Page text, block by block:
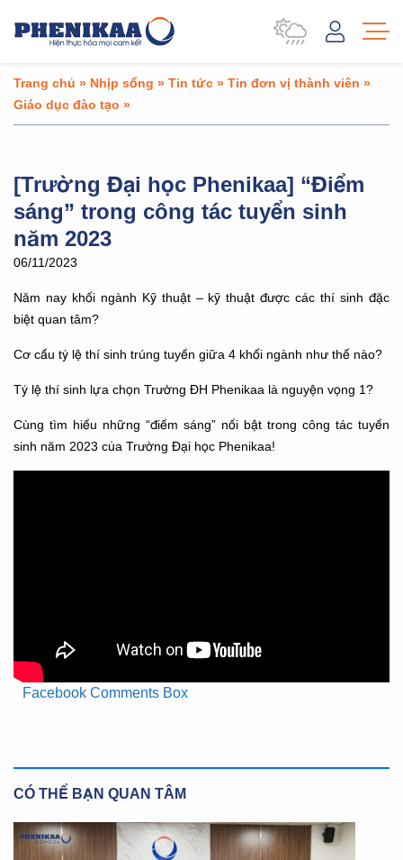
Trang chủ » Nhịp sống » Tin tức » Tin đơn vị thành viên »
Giáo dục đào tạo »
[Trường Đại học Phenikaa] “Điểm
sáng” trong công tác tuyển sinh
năm 2023
06/11/2023
Năm nay khối ngành Kỹ thuật – kỹ thuật được các thí sinh đặc
biệt quan tâm?
Cơ cấu tỷ lệ thí sinh trúng tuyển giữa 4 khối ngành như thế nào?
Tỷ lệ thí sinh lựa chọn Trường ĐH Phenikaa là nguyện vọng 1?
Cùng tìm hiểu những “điểm sáng” nổi bật trong công tác tuyển
sinh năm 2023 của Trường Đại học Phenikaa!
Facebook Comments Box
CÓ THỂ BẠN QUAN TÂM